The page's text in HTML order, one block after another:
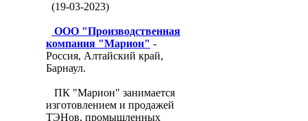
(19-03-2023)
ООО "Производственная
компания "Марион" -
Россия, Алтайский край,
Барнаул.
ПК "Марион" занимается
изготовлением и продажей
ТЭНов, промышленных